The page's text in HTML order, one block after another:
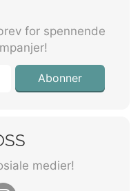
for spennende
Abonner
medier!